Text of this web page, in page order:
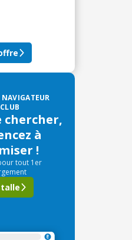
chercher,
à
!
tout 1er